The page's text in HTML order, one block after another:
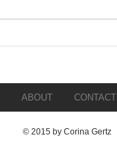
ABOUT CONTACT
© 2015 by Corina Gertz